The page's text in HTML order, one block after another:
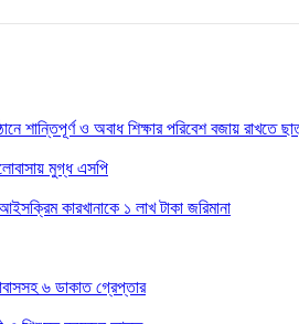
শান্তিপূর্ণ ও অবাধ শিক্ষার পরিবেশ বজায়
মুগ্ধ এসপি
কারখানাকে ১ লাখ টাকা জরিমানা
৬ ডাকাত গ্রেপ্তার